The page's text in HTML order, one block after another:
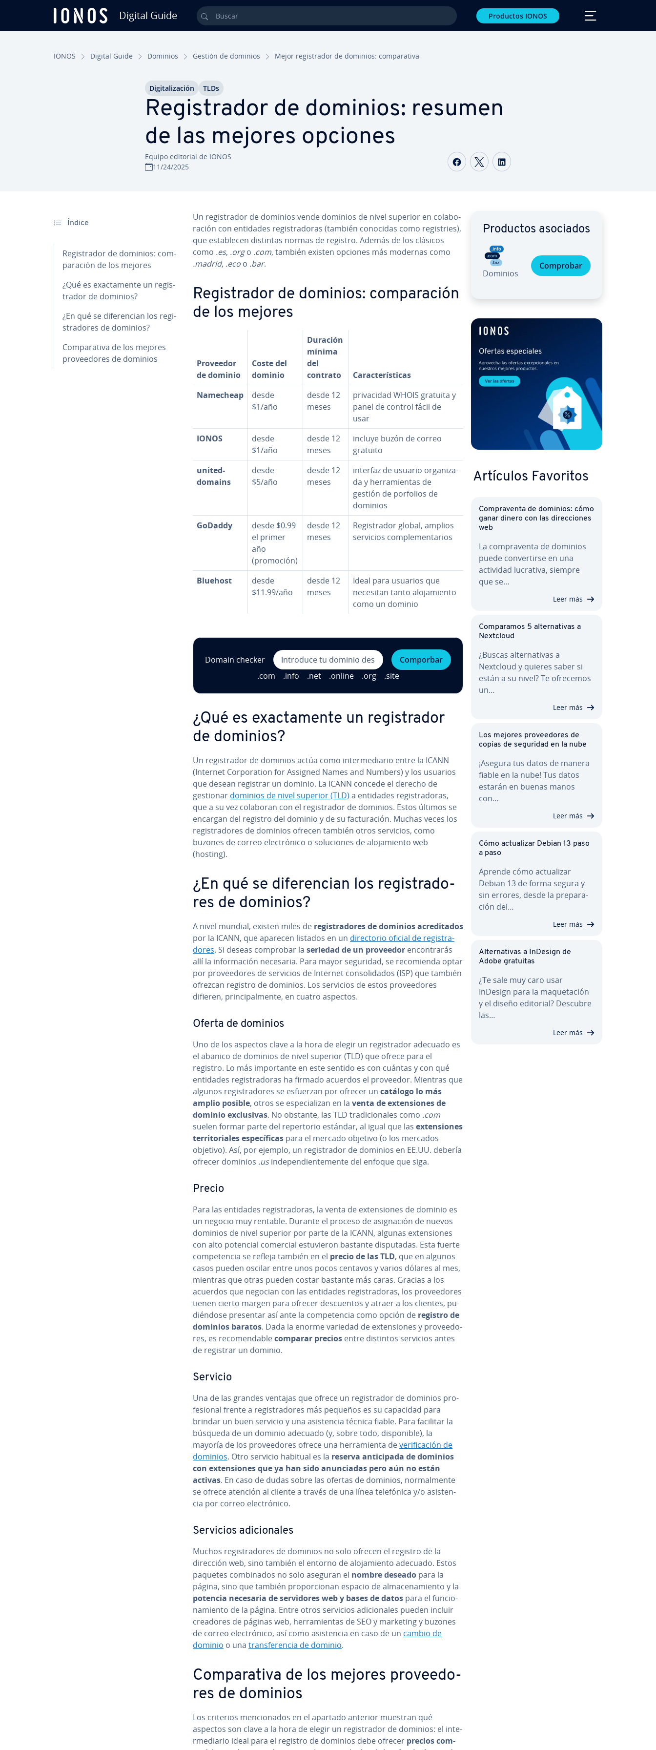
Digital Guide Buscar Productos IONOS
IONOS Digital Guide Dominios Gestión de dominios Mejor re­gi­s­tra­dor de dominios: co­m­pa­ra­ti­va
Re­gi­s­tra­dor de dominios: resumen
de las mejores opciones
Equipo editorial de IONOS
11/24/2025
Compartir Facebook
Compartir Twitter
Compartir LinkedIn
Di­gi­ta­li­za­ción TLDs
Índice
Re­gi­s­tra­dor de dominios: co­m­
pa­ra­ción de los mejores
¿Qué es exac­ta­me­n­te un re­gi­s­
tra­dor de dominios?
¿En qué se di­fe­re­n­cian los re­gi­
s­tra­do­res de dominios?
Co­m­pa­ra­ti­va de los mejores
pro­vee­do­res de dominios
Un re­gi­s­tra­dor de dominios vende dominios de nivel superior en co­la­bo­
ra­ción con entidades re­gi­s­tra­do­ras (también conocidas como re­gi­s­tries),
que es­ta­ble­cen distintas normas de registro. Además de los clásicos
como .es, .orgo .com, también existen opciones más modernas como
.madrid, .eco o .bar.
Re­gi­s­tra­dor de dominios: co­m­pa­ra­ción
de los mejores
Proveedor
de dominio
Coste del
dominio
Duración
mínima
del
contrato
Ca­ra­c­te­rí­s­ti­cas
Namecheap
desde
$1/año
desde 12
meses
pri­va­ci­dad WHOIS gratuita y
panel de control fácil de
usar
IONOS
desde
$1/año
desde 12
meses
incluye buzón de correo
gratuito
united-
domains
desde
$5/año
desde 12
meses
interfaz de usuario or­ga­ni­za­
da y he­rra­mie­n­tas de
gestión de porfolios de
dominios
GoDaddy
desde $0.99
el primer
año
(promoción)
desde 12
meses
Re­gi­s­tra­dor global, amplios
servicios co­m­ple­me­n­ta­rios
Bluehost
desde
$11.99/año
desde 12
meses
Ideal para usuarios que
necesitan tanto alo­ja­mie­n­to
como un dominio
Domain checker
Comporbar
.com
.info .net .online .org .site
¿Qué es exac­ta­me­n­te un re­gi­s­tra­dor
de dominios?
Un re­gi­s­tra­dor de dominios actúa como in­te­r­me­dia­rio entre la ICANN
(Internet Co­r­po­ra­tion for Assigned Names and Numbers) y los usuarios
que desean registrar un dominio. La ICANN concede el derecho de
gestionar dominios de nivel superior (TLD) a entidades re­gi­s­tra­do­ras,
que a su vez colaboran con el re­gi­s­tra­dor de dominios. Estos últimos se
encargan del registro del dominio y de su fa­c­tu­ra­ción. Muchas veces los
re­gi­s­tra­do­res de dominios ofrecen también otros servicios, como
buzones de correo ele­c­tró­ni­co o so­lu­cio­nes de alo­ja­mie­n­to web
(hosting).
¿En qué se di­fe­re­n­cian los re­gi­s­tra­do­
res de dominios?
A nivel mundial, existen miles de re­gi­s­tra­do­res de dominios acre­di­ta­dos
por la ICANN, que aparecen listados en un di­re­c­to­rio oficial de re­gi­s­tra­
do­res. Si deseas comprobar la seriedad de un proveedor en­co­n­tra­rás
allí la in­fo­r­ma­ción necesaria. Para mayor seguridad, se re­co­mie­n­da optar
por pro­vee­do­res de servicios de Internet co­n­so­li­da­dos (ISP) que también
ofrezcan registro de dominios. Los servicios de estos pro­vee­do­res
difieren, pri­n­ci­pa­l­me­n­te, en cuatro aspectos.
Oferta de dominios
Uno de los aspectos clave a la hora de elegir un re­gi­s­tra­dor adecuado es
el abanico de dominios de nivel superior (TLD) que ofrece para el
registro. Lo más im­po­r­ta­n­te en este sentido es con cuántas y con qué
entidades re­gi­s­tra­do­ras ha firmado acuerdos el proveedor. Mientras que
algunos re­gi­s­tra­do­res se esfuerzan por ofrecer un catálogo lo más
amplio posible, otros se es­pe­cia­li­zan en la venta de ex­te­n­sio­nes de
dominio ex­clu­si­vas. No obstante, las TLD tra­di­cio­na­les como .com
suelen formar parte del re­pe­r­to­rio estándar, al igual que las ex­te­n­sio­nes
te­rri­to­ria­les es­pe­cí­fi­cas para el mercado objetivo (o los mercados
objetivo). Así, por ejemplo, un re­gi­s­tra­dor de dominios en EE.UU. debería
ofrecer dominios .usin­de­pe­n­die­n­te­me­n­te del enfoque que siga.
Precio
Para las entidades re­gi­s­tra­do­ras, la venta de ex­te­n­sio­nes de dominio es
un negocio muy rentable. Durante el proceso de asi­g­na­ción de nuevos
dominios de nivel superior por parte de la ICANN, algunas ex­te­n­sio­nes
con alto potencial comercial es­tu­vie­ron bastante di­spu­tadas. Esta fuerte
co­m­pe­te­n­cia se refleja también en el precio de las TLD, que en algunos
casos pueden oscilar entre unos pocos centavos y varios dólares al mes,
mientras que otras pueden costar bastante más caras. Gracias a los
acuerdos que negocian con las entidades re­gi­s­tra­do­ras, los pro­vee­do­res
tienen cierto margen para ofrecer de­s­cue­n­tos y atraer a los clientes, pu­
dié­n­do­se presentar así ante la co­m­pe­te­n­cia como opción de registro de
dominios baratos. Dada la enorme variedad de ex­te­n­sio­nes y pro­vee­do­
res, es re­co­me­n­da­blecomparar precios entre distintos servicios antes
de registrar un dominio.
Servicio
Una de las grandes ventajas que ofrece un re­gi­s­tra­dor de dominios pro­
fe­sio­nal frente a re­gi­s­tra­do­res más pequeños es su capacidad para
brindar un buen servicio y una asi­s­te­n­cia técnica fiable. Para facilitar la
búsqueda de un dominio adecuado (y, sobre todo, di­s­po­ni­ble), la
mayoría de los pro­vee­do­res ofrece una he­rra­mie­n­ta deve­ri­fi­ca­ción de
dominios. Otro servicio habitual es la reserva an­ti­ci­pa­da de dominios
con ex­te­n­sio­nes que ya han sido anu­n­cia­das pero aún no están
activas. En caso de dudas sobre las ofertas de dominios, no­r­ma­l­me­n­te
se ofrece atención al cliente a través de una línea te­le­fó­ni­ca y/o asi­s­te­n­
cia por correo ele­c­tró­ni­co.
Servicios adi­cio­na­les
Muchos re­gi­s­tra­do­res de dominios no solo ofrecen el registro de la
dirección web, sino también el entorno de alo­ja­mie­n­to adecuado. Estos
paquetes co­m­bi­na­dos no solo aseguran el nombre deseado para la
página, sino que también pro­po­r­cio­nan espacio de al­ma­ce­na­mie­n­to y la
potencia necesaria de se­r­vi­do­res web y bases de datos para el fu­n­cio­
na­mie­n­to de la página. Entre otros servicios adi­cio­na­les pueden incluir
creadores de páginas web, he­rra­mie­n­tas de SEO y marketing y buzones
de correo ele­c­tró­ni­co, así como asi­s­te­n­cia en caso de un cambio de
dominio o una tra­n­s­fe­re­n­cia de dominio.
Co­m­pa­ra­ti­va de los mejores pro­vee­do­
res de dominios
Los criterios me­n­cio­na­dos en el apartado anterior muestran qué
aspectos son clave a la hora de elegir un re­gi­s­tra­dor de dominios: el in­te­
r­me­dia­rio ideal para el registro de dominios debe ofrecer precios co­m­
Productos asociados
Dominios
Comprobar
Artículos Favoritos
Co­m­pra­ve­n­ta de dominios: cómo
ganar dinero con las di­re­c­cio­nes
web
La co­m­pra­ve­n­ta de dominios
puede co­n­ve­r­ti­r­se en una
actividad lucrativa, siempre
que se…
Leer más
Co­m­pa­ra­mos 5 al­te­r­na­ti­vas a
Nextcloud
¿Buscas al­te­r­na­ti­vas a
Nextcloud y quieres saber si
están a su nivel? Te ofrecemos
un…
Leer más
Los mejores pro­vee­do­res de
copias de seguridad en la nube
¡Asegura tus datos de manera
fiable en la nube! Tus datos
estarán en buenas manos
con…
Leer más
Cómo ac­tua­li­zar Debian 13 paso
a paso
Aprende cómo ac­tua­li­zar
Debian 13 de forma segura y
sin errores, desde la pre­pa­ra­
ción del…
Leer más
Al­te­r­na­ti­vas a InDesign de
Adobe gratuitas
¿Te sale muy caro usar
InDesign para la ma­que­ta­ción
y el diseño editorial? Descubre
las…
Leer más